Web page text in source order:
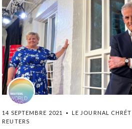
14 SEPTEMBRE 2021
LE JOURNAL
REUTERS